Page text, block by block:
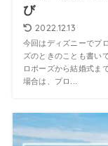
び
2022.12.13
今回はディズニーでプ
ズのときのことも書い
ロポーズから結婚式ま
場合は、プロ...